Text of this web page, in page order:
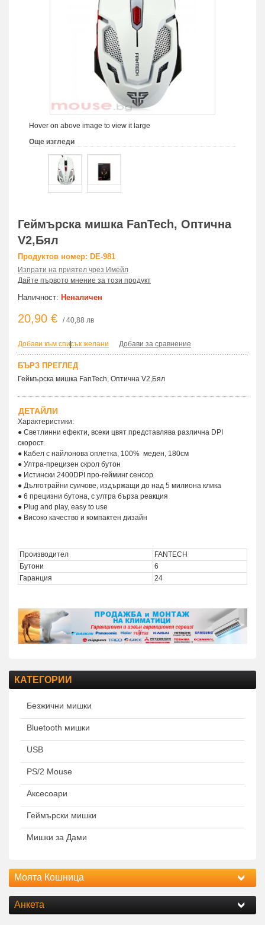
Hover on above image to view it large
Още изгледи
Геймърска мишка FanTech, Оптична
V2,Бял
Продуктов номер: DE-981
Изпрати на приятел чрез Имейл
Дайте първото мнение за този продукт
Наличност: Неналичен
20,90 € / 40,88 лв
Добави към списък желани
| Добави за сравнение
БЪРЗ ПРЕГЛЕД
Геймърска мишка FanTech, Оптична V2,Бял
ДЕТАЙЛИ
Характеристики:
● Светлинни ефекти, всеки цвят представлява различна DPI
скорост.
● Кабел с найлонова оплетка, 100% меден, 180см
● Ултра-прецизен скрол бутон
● Истински 2400DPI про-гейминг сенсор
● Дълготрайни суичове, издържащи до над 5 милиона клика
● 6 прецизни бутона, с ултра бърза реакция
● Plug and play, easy to use
● Високо качество и компактен дизайн
Производител
FANTECH
Бутони
6
Гаранция
24
КАТЕГОРИИ
Безжични мишки
Bluetooth мишки
USB
PS/2 Mouse
Аксесоари
Геймърски мишки
Мишки за Дами
Моята Кошница
Анкета